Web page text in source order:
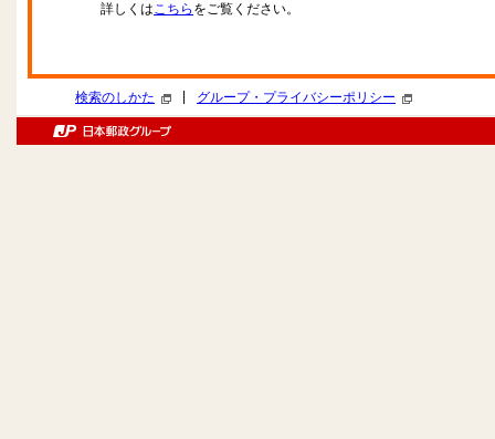
詳しくはこちら をご覧ください。
検索のしかた グループ・プライバシーポリシー